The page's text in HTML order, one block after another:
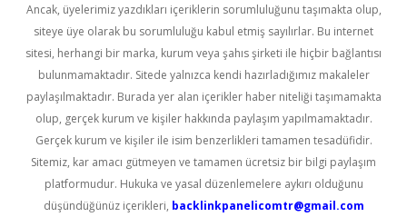
Ancak, üyelerimiz yazdıkları içeriklerin sorumluluğunu taşımakta olup,
siteye üye olarak bu sorumluluğu kabul etmiş sayılırlar. Bu internet
sitesi, herhangi bir marka, kurum veya şahıs şirketi ile hiçbir bağlantısı
bulunmamaktadır. Sitede yalnızca kendi hazırladığımız makaleler
paylaşılmaktadır. Burada yer alan içerikler haber niteliği taşımamakta
olup, gerçek kurum ve kişiler hakkında paylaşım yapılmamaktadır.
Gerçek kurum ve kişiler ile isim benzerlikleri tamamen tesadüfidir.
Sitemiz, kar amacı gütmeyen ve tamamen ücretsiz bir bilgi paylaşım
platformudur. Hukuka ve yasal düzenlemelere aykırı olduğunu
düşündüğünüz içerikleri, backlinkpanelicomtr@gmail.com